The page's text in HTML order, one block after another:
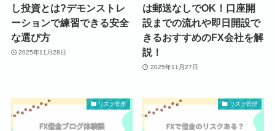
し投資とは?デモンストレ
ーションで練習できる安全
な選び方
2025年11月28日
は郵送なしでOK！口座開
設までの流れや即日開設で
きるおすすめのFX会社を解
説！
2025年11月27日
リスク管理 リスク管理